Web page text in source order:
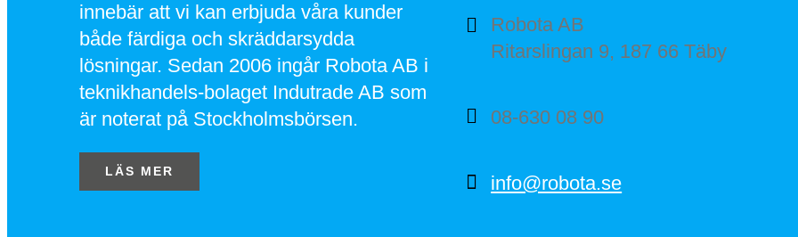
innebär att vi kan erbjuda våra kunder
både färdiga och skräddarsydda
lösningar. Sedan 2006 ingår Robota AB i
teknikhandels-bolaget Indutrade AB som
är noterat på Stockholmsbörsen.
LÄS MER
Robota AB
Ritarslingan 9, 187 66 Täby
08-630 08 90
info@robota.se